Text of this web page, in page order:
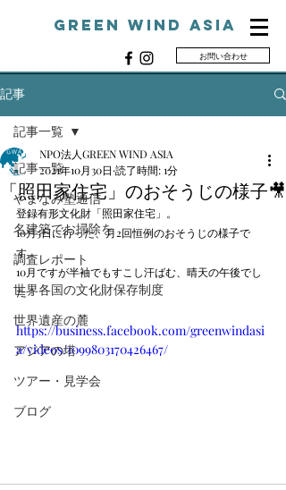
G
Green Wind ASIA
お問い合わせ
記事
記事一覧
やまなみ塾通信
名建築でお掃除を
調査レポート
世界各国の文化財保存制度
世界遺産の麓
アジアの塔
ツアー・見学会
ブログ
記事一覧
「照田家住宅」のおそうじの様子🎥
NPO法人GREEN WIND ASIA
2021年10月30日 読了時間: 1分
登録有形文化財「照田家住宅」。
10月5日に行った、月2回恒例のおそうじの様子で
す。
10月ですが半袖でもすこし汗ばむ、晴天の午後でし
た！
https://business.facebook.com/greenwindasi
a/videos/1099803170426467/